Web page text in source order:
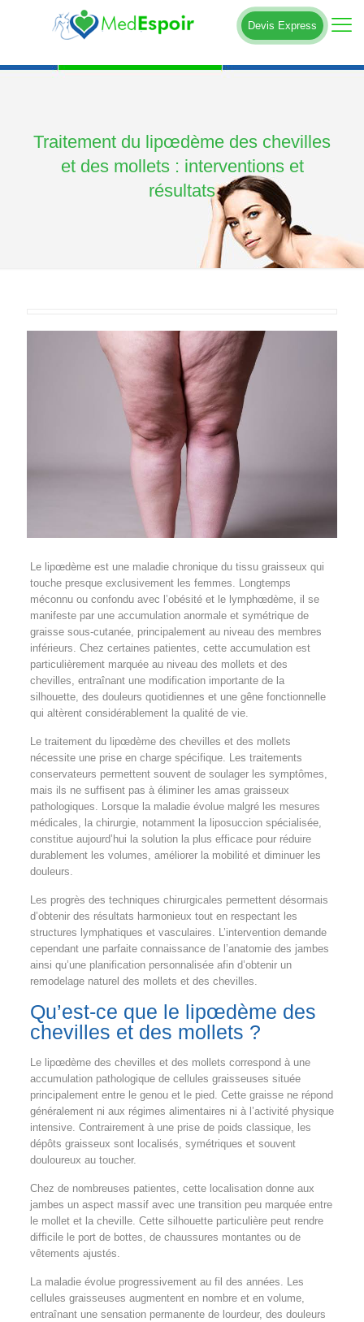
Devis Express
Traitement du lipœdème des chevilles
et des mollets : interventions et
résultats
Le lipœdème est une maladie chronique du tissu graisseux qui
touche presque exclusivement les femmes. Longtemps
méconnu ou confondu avec l’obésité et le lymphœdème, il se
manifeste par une accumulation anormale et symétrique de
graisse sous-cutanée, principalement au niveau des membres
inférieurs. Chez certaines patientes, cette accumulation est
particulièrement marquée au niveau des mollets et des
chevilles, entraînant une modification importante de la
silhouette, des douleurs quotidiennes et une gêne fonctionnelle
qui altèrent considérablement la qualité de vie.
Le traitement du lipœdème des chevilles et des mollets
nécessite une prise en charge spécifique. Les traitements
conservateurs permettent souvent de soulager les symptômes,
mais ils ne suffisent pas à éliminer les amas graisseux
pathologiques. Lorsque la maladie évolue malgré les mesures
médicales, la chirurgie, notamment la liposuccion spécialisée,
constitue aujourd’hui la solution la plus efficace pour réduire
durablement les volumes, améliorer la mobilité et diminuer les
douleurs.
Les progrès des techniques chirurgicales permettent désormais
d’obtenir des résultats harmonieux tout en respectant les
structures lymphatiques et vasculaires. L’intervention demande
cependant une parfaite connaissance de l’anatomie des jambes
ainsi qu’une planification personnalisée afin d’obtenir un
remodelage naturel des mollets et des chevilles.
Qu’est-ce que le lipœdème des
chevilles et des mollets ?
Le lipœdème des chevilles et des mollets correspond à une
accumulation pathologique de cellules graisseuses située
principalement entre le genou et le pied. Cette graisse ne répond
généralement ni aux régimes alimentaires ni à l’activité physique
intensive. Contrairement à une prise de poids classique, les
dépôts graisseux sont localisés, symétriques et souvent
douloureux au toucher.
Chez de nombreuses patientes, cette localisation donne aux
jambes un aspect massif avec une transition peu marquée entre
le mollet et la cheville. Cette silhouette particulière peut rendre
difficile le port de bottes, de chaussures montantes ou de
vêtements ajustés.
La maladie évolue progressivement au fil des années. Les
cellules graisseuses augmentent en nombre et en volume,
entraînant une sensation permanente de lourdeur, des douleurs